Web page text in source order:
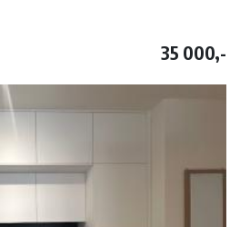
nezařízený byt 3+kk o velikosti 97
Jedná se o rezidenci v klidné lokalitě
rezidenčním komplexu Belarie
a toaletu. Obývací pokoj s balkonem a
lednice a mrazák). Dále jeden
vanou a toaletou.
autobus a tramvaj.
Kauce 57750.- Kč. K nastehivani od
35 000,-